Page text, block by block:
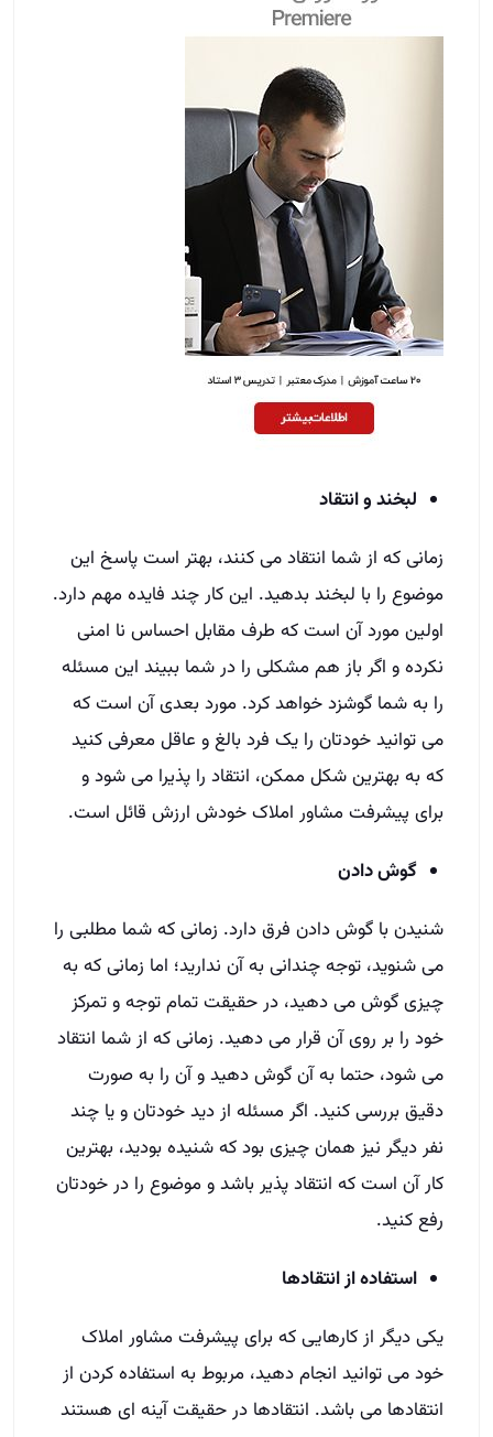
لبخند و انتقاد
زمانی که از شما انتقاد می کنند، بهتر است پاسخ این
موضوع را با لبخند بدهید. این کار چند فایده مهم دارد.
اولین مورد آن است که طرف مقابل احساس نا امنی
نکرده و اگر باز هم مشکلی را در شما ببیند این مسئله
را به شما گوشزد خواهد کرد. مورد بعدی آن است که
می توانید خودتان را یک فرد بالغ و عاقل معرفی کنید
که به بهترین شکل ممکن، انتقاد را پذیرا می شود و
برای پیشرفت مشاور املاک خودش ارزش قائل است.
گوش دادن
شنیدن با گوش دادن فرق دارد. زمانی که شما مطلبی را
می شنوید، توجه چندانی به آن ندارید؛ اما زمانی که به
چیزی گوش می دهید، در حقیقت تمام توجه و تمرکز
خود را بر روی آن قرار می دهید. زمانی که از شما انتقاد
می شود، حتما به آن گوش دهید و آن را به صورت
دقیق بررسی کنید. اگر مسئله از دید خودتان و یا چند
نفر دیگر نیز همان چیزی بود که شنیده بودید، بهترین
کار آن است که انتقاد پذیر باشد و موضوع را در خودتان
رفع کنید.
استفاده از انتقادها
یکی دیگر از کارهایی که برای پیشرفت مشاور املاک
خود می توانید انجام دهید، مربوط به استفاده کردن از
انتقادها می باشد. انتقادها در حقیقت آینه ای هستند